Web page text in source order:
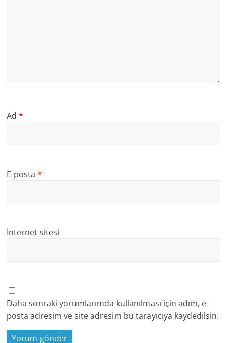
Ad*
E-posta*
İnternet sitesi
Daha sonraki yorumlarımda kullanılması için adım, e-
posta adresim ve site adresim bu tarayıcıya kaydedilsin.